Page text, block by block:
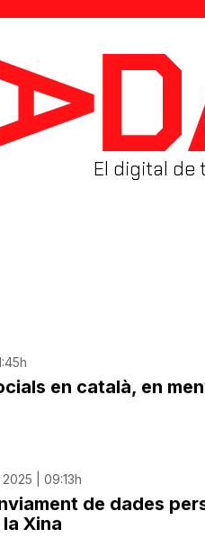
El digital de
en català, en
| 09:13h
de dades
Xina